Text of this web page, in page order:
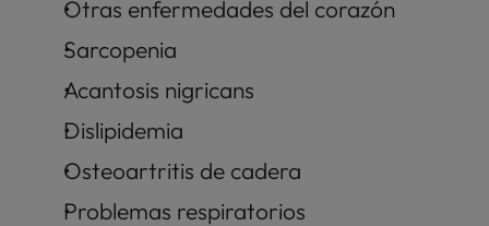
Otras enfermedades del corazón
Sarcopenia
Acantosis nigricans
Dislipidemia
Osteoartritis de cadera
Problemas respiratorios